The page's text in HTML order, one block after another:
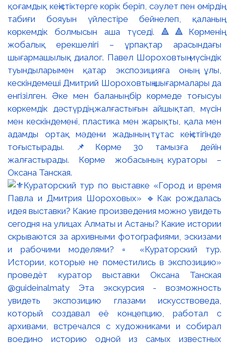
қоғамдық кеңістіктерге көрік беріп, сәулет пен өмірдің
табиғи бояуын үйлестіре бейнелеп, қаланың
көркемдік болмысын аша түседі. 🔺🔺Көрменің
жобалық ерекшелігі – ұрпақтар арасындағы
шығармашылық диалог. Павел Шороховтың мүсіндік
туындыларымен қатар экспозицияға оның ұлы,
кескіндемеші Дмитрий Шороховтың шығармалары да
енгізілген. Әке мен баланың бір көрмеде тоғысуы
көркемдік дәстүрдің жалғастығын айшықтап, мүсін
мен кескіндемені, пластика мен жарықты, қала мен
адамды ортақ мәдени жадының тұтас кеңістігінде
тоғыстырады. 📌Көрме 30 тамызға дейін
жалғастырады. Көрме жобасының кураторы –
Оксана Танская.